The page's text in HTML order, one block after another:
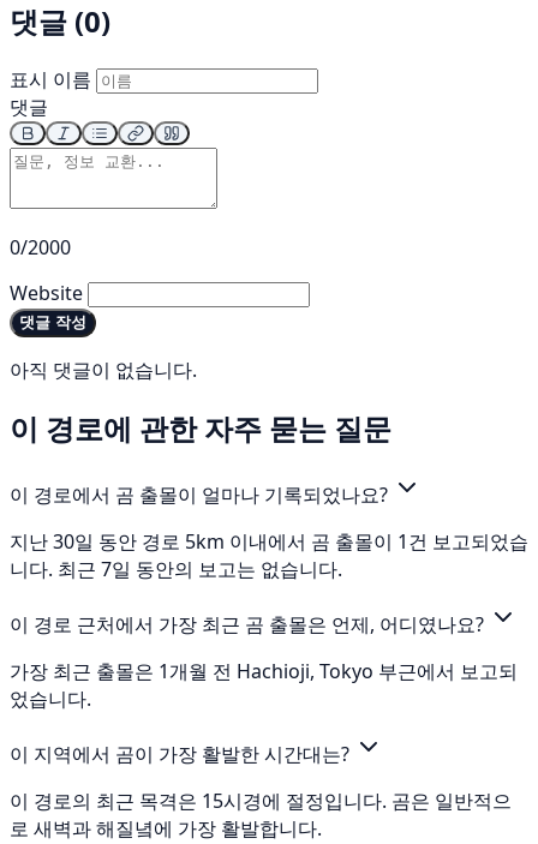
댓글 (0)
표시 이름
댓글
0/2000
Website
댓글 작성
아직 댓글이 없습니다.
이 경로에 관한 자주 묻는 질문
이 경로에서 곰 출몰이 얼마나 기록되었나요?
지난 30일 동안 경로 5km 이내에서 곰 출몰이 1건 보고되었습
니다. 최근 7일 동안의 보고는 없습니다.
이 경로 근처에서 가장 최근 곰 출몰은 언제, 어디였나요?
가장 최근 출몰은 1개월 전 Hachioji, Tokyo 부근에서 보고되
었습니다.
이 지역에서 곰이 가장 활발한 시간대는?
이 경로의 최근 목격은 15시경에 절정입니다. 곰은 일반적으
로 새벽과 해질녘에 가장 활발합니다.